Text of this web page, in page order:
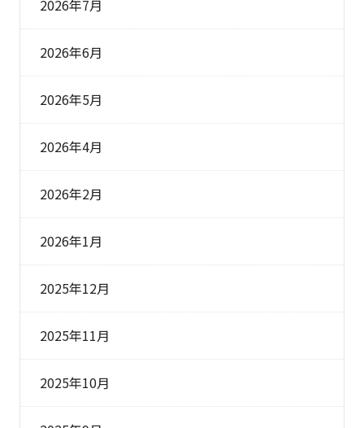
2026年7月
2026年6月
2026年5月
2026年4月
2026年2月
2026年1月
2025年12月
2025年11月
2025年10月